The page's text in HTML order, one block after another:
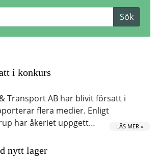
i konkurs
Transport AB har blivit försatt i
flera medier. Enligt
har åkeriet uppgett…
LÄS MER »
nytt lager